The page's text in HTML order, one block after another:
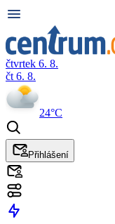
čtvrtek 6. 8.
čt 6. 8.
24°C
Přihlášení